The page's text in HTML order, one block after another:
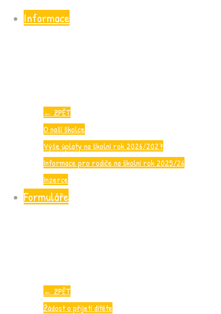
Informace
← ZPĚT
O naší školce
Výše úplaty na školní rok 2026/2027
Informace pro rodiče na školní rok 2025/26
Inzerce
Formuláře
← ZPĚT
Žádost o přijetí dítěte